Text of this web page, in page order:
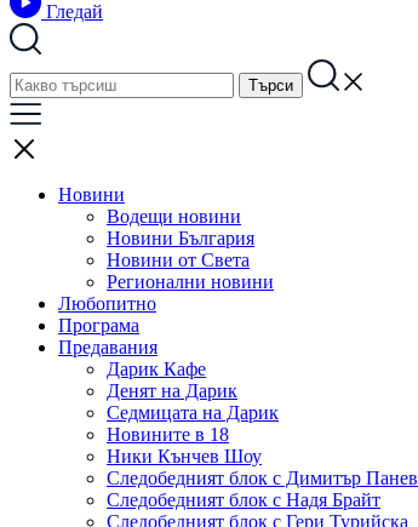
Гледай
Новини
Водещи новини
Новини България
Новини от Света
Регионални новини
Любопитно
Програма
Предавания
Дарик Кафе
Денят на Дарик
Седмицата на Дарик
Новините в 18
Ники Кънчев Шоу
Следобедният блок с Димитър Панев
Следобедният блок с Надя Брайт
Следобедният блок с Гери Турийска